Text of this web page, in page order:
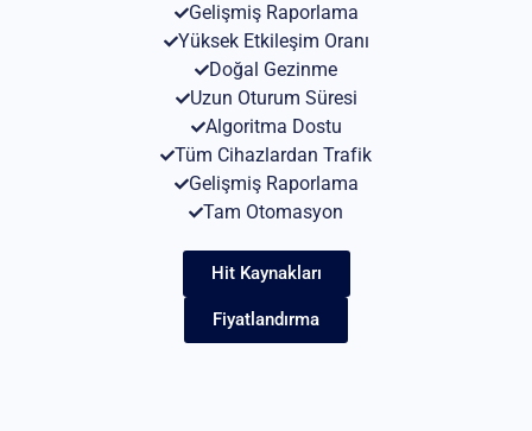
Gelişmiş Raporlama
Yüksek Etkileşim Oranı
Doğal Gezinme
Uzun Oturum Süresi
Algoritma Dostu
Tüm Cihazlardan Trafik
Gelişmiş Raporlama
Tam Otomasyon
Hit Kaynakları
Fiyatlandırma